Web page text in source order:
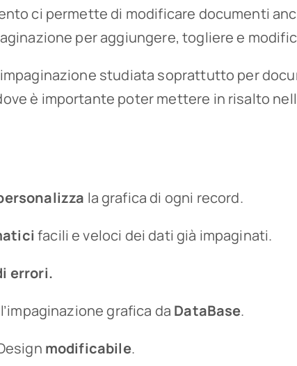
ci permette di modificare documenti
per aggiungere, togliere e
impaginazione studiata soprattutto per
è importante poter mettere in risalto
la grafica di ogni record.
facili e veloci dei dati già impaginati.
errori.
grafica da DataBase.
modificabile.